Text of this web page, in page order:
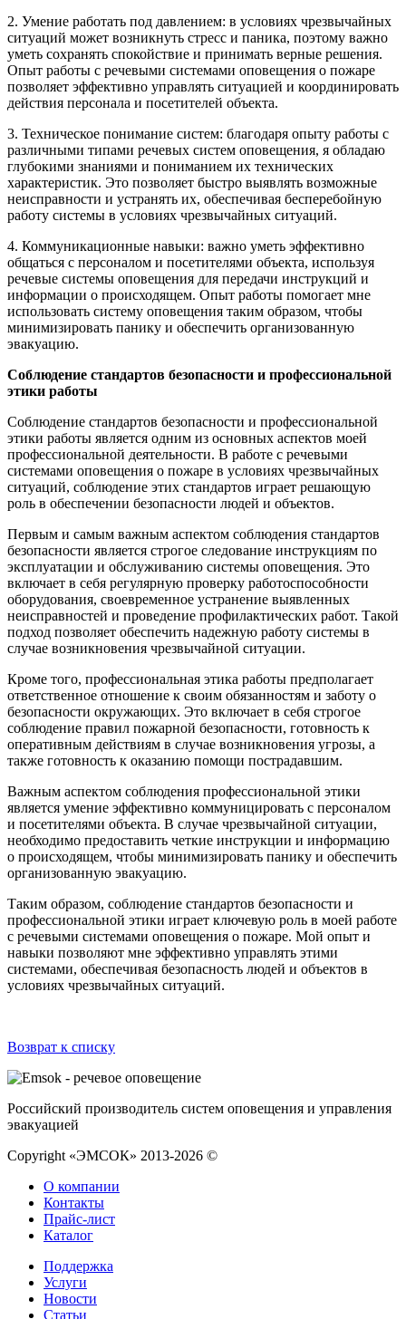
2. Умение работать под давлением: в условиях чрезвычайных
ситуаций может возникнуть стресс и паника, поэтому важно
уметь сохранять спокойствие и принимать верные решения.
Опыт работы с речевыми системами оповещения о пожаре
позволяет эффективно управлять ситуацией и координировать
действия персонала и посетителей объекта.
3. Техническое понимание систем: благодаря опыту работы с
различными типами речевых систем оповещения, я обладаю
глубокими знаниями и пониманием их технических
характеристик. Это позволяет быстро выявлять возможные
неисправности и устранять их, обеспечивая бесперебойную
работу системы в условиях чрезвычайных ситуаций.
4. Коммуникационные навыки: важно уметь эффективно
общаться с персоналом и посетителями объекта, используя
речевые системы оповещения для передачи инструкций и
информации о происходящем. Опыт работы помогает мне
использовать систему оповещения таким образом, чтобы
минимизировать панику и обеспечить организованную
эвакуацию.
Соблюдение стандартов безопасности и профессиональной
этики работы
Соблюдение стандартов безопасности и профессиональной
этики работы является одним из основных аспектов моей
профессиональной деятельности. В работе с речевыми
системами оповещения о пожаре в условиях чрезвычайных
ситуаций, соблюдение этих стандартов играет решающую
роль в обеспечении безопасности людей и объектов.
Первым и самым важным аспектом соблюдения стандартов
безопасности является строгое следование инструкциям по
эксплуатации и обслуживанию системы оповещения. Это
включает в себя регулярную проверку работоспособности
оборудования, своевременное устранение выявленных
неисправностей и проведение профилактических работ. Такой
подход позволяет обеспечить надежную работу системы в
случае возникновения чрезвычайной ситуации.
Кроме того, профессиональная этика работы предполагает
ответственное отношение к своим обязанностям и заботу о
безопасности окружающих. Это включает в себя строгое
соблюдение правил пожарной безопасности, готовность к
оперативным действиям в случае возникновения угрозы, а
также готовность к оказанию помощи пострадавшим.
Важным аспектом соблюдения профессиональной этики
является умение эффективно коммуницировать с персоналом
и посетителями объекта. В случае чрезвычайной ситуации,
необходимо предоставить четкие инструкции и информацию
о происходящем, чтобы минимизировать панику и обеспечить
организованную эвакуацию.
Таким образом, соблюдение стандартов безопасности и
профессиональной этики играет ключевую роль в моей работе
с речевыми системами оповещения о пожаре. Мой опыт и
навыки позволяют мне эффективно управлять этими
системами, обеспечивая безопасность людей и объектов в
условиях чрезвычайных ситуаций.
Возврат к списку
Российский производитель систем оповещения и управления
эвакуацией
Copyright «ЭМСОК» 2013-2026 ©
О компании
Контакты
Прайс-лист
Каталог
Поддержка
Услуги
Новости
Статьи